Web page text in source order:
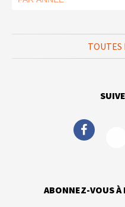
TOUTES
ABONNEZ-VOUS